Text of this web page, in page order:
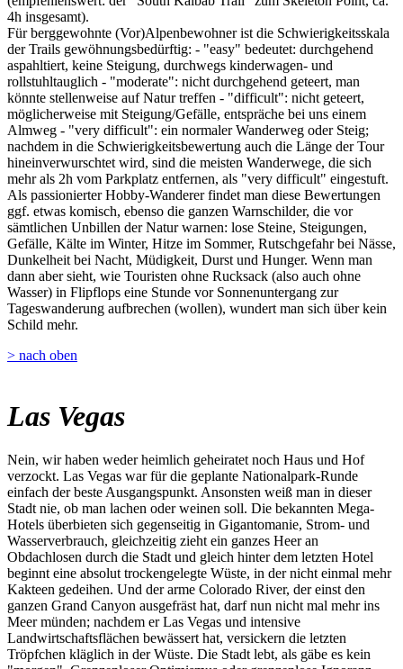
4h insgesamt).
Für berggewohnte (Vor)Alpenbewohner ist die Schwierigkeitsskala
der Trails gewöhnungsbedürftig: - "easy" bedeutet: durchgehend
aspahltiert, keine Steigung, durchwegs kinderwagen- und
rollstuhltauglich - "moderate": nicht durchgehend geteert, man
könnte stellenweise auf Natur treffen - "difficult": nicht geteert,
möglicherweise mit Steigung/Gefälle, entspräche bei uns einem
Almweg - "very difficult": ein normaler Wanderweg oder Steig;
nachdem in die Schwierigkeitsbewertung auch die Länge der Tour
hineinverwurschtet wird, sind die meisten Wanderwege, die sich
mehr als 2h vom Parkplatz entfernen, als "very difficult" eingestuft.
Als passionierter Hobby-Wanderer findet man diese Bewertungen
ggf. etwas komisch, ebenso die ganzen Warnschilder, die vor
sämtlichen Unbillen der Natur warnen: lose Steine, Steigungen,
Gefälle, Kälte im Winter, Hitze im Sommer, Rutschgefahr bei Nässe,
Dunkelheit bei Nacht, Müdigkeit, Durst und Hunger. Wenn man
dann aber sieht, wie Touristen ohne Rucksack (also auch ohne
Wasser) in Flipflops eine Stunde vor Sonnenuntergang zur
Tageswanderung aufbrechen (wollen), wundert man sich über kein
Schild mehr.
> nach oben
Las Vegas
Nein, wir haben weder heimlich geheiratet noch Haus und Hof
verzockt. Las Vegas war für die geplante Nationalpark-Runde
einfach der beste Ausgangspunkt. Ansonsten weiß man in dieser
Stadt nie, ob man lachen oder weinen soll. Die bekannten Mega-
Hotels überbieten sich gegenseitig in Gigantomanie, Strom- und
Wasserverbrauch, gleichzeitig zieht ein ganzes Heer an
Obdachlosen durch die Stadt und gleich hinter dem letzten Hotel
beginnt eine absolut trockengelegte Wüste, in der nicht einmal mehr
Kakteen gedeihen. Und der arme Colorado River, der einst den
ganzen Grand Canyon ausgefräst hat, darf nun nicht mal mehr ins
Meer münden; nachdem er Las Vegas und intensive
Landwirtschaftsflächen bewässert hat, versickern die letzten
Tröpfchen kläglich in der Wüste. Die Stadt lebt, als gäbe es kein